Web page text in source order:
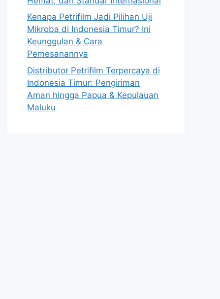
Kenapa Petrifilm Jadi Pilihan Uji
Mikroba di Indonesia Timur? Ini
Keunggulan & Cara
Pemesanannya
Distributor Petrifilm Terpercaya di
Indonesia Timur: Pengiriman
Aman hingga Papua & Kepulauan
Maluku